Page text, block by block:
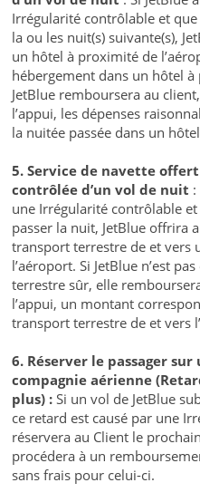
Irrégularité contrôlable et
la ou les nuit(s) suivante(s),
un hôtel à proximité de
hébergement dans un hôtel
JetBlue remboursera au
l’appui, les dépenses
la nuitée passée dans un
5. Service de navette
contrôlée d’un vol de nuit
une Irrégularité contrôlable
passer la nuit, JetBlue offrira
transport terrestre de et vers
l’aéroport. Si JetBlue n’est
terrestre sûr, elle
l’appui, un montant
transport terrestre de et vers
6. Réserver le passager
compagnie aérienne
plus) : Si un vol de JetBlue
ce retard est causé par une
réservera au Client le
procédera à un
sans frais pour celui-ci.